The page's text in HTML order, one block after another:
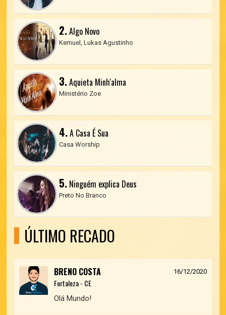
2.Algo Novo
Kemuel, Lukas Agustinho
3.Aquieta Minh'alma
Ministério Zoe
4.A Casa É Sua
Casa Worship
5. Ninguém explica Deus
Preto No Branco
ÚLTIMO RECADO
BRENO COSTA 16/12/2020
Fortaleza - CE
Olá Mundo!